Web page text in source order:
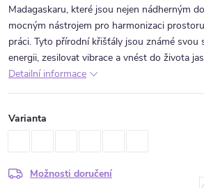
Madagaskaru, které jsou nejen nádherným
mocným nástrojem pro harmonizaci
práci. Tyto přírodní křišťály jsou známé
energii, zesilovat vibrace a vnést do života
Detailní informace
Varianta
Možnosti doručení